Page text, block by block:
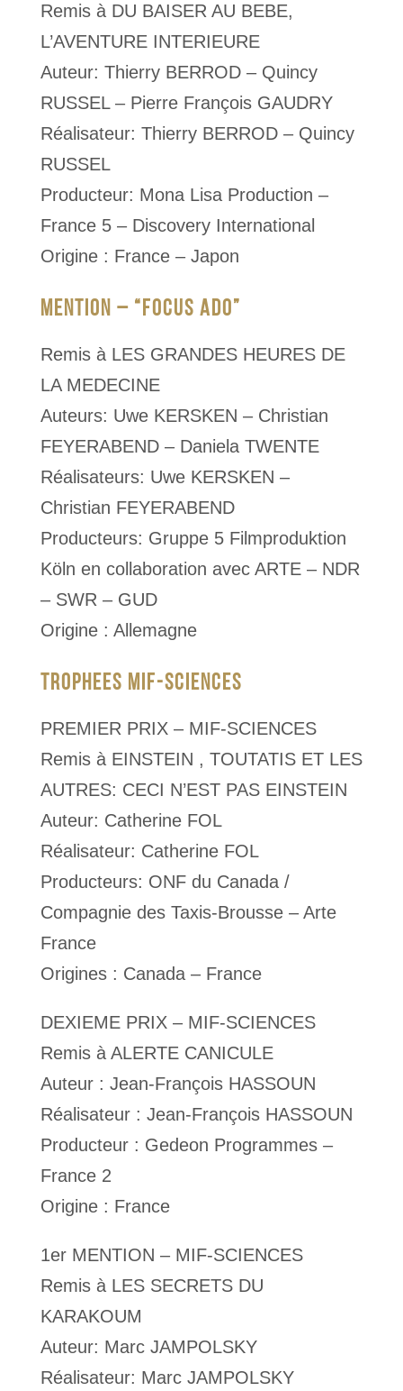
Remis à DU BAISER AU BEBE,
L’AVENTURE INTERIEURE
Auteur: Thierry BERROD – Quincy
RUSSEL – Pierre François GAUDRY
Réalisateur: Thierry BERROD – Quincy
RUSSEL
Producteur: Mona Lisa Production –
France 5 – Discovery International
Origine : France – Japon
MENTION – “FOCUS ADO”
Remis à LES GRANDES HEURES DE
LA MEDECINE
Auteurs: Uwe KERSKEN – Christian
FEYERABEND – Daniela TWENTE
Réalisateurs: Uwe KERSKEN –
Christian FEYERABEND
Producteurs: Gruppe 5 Filmproduktion
Köln en collaboration avec ARTE – NDR
– SWR – GUD
Origine : Allemagne
TROPHEES MIF-SCIENCES
PREMIER PRIX – MIF-SCIENCES
Remis à EINSTEIN , TOUTATIS ET LES
AUTRES: CECI N’EST PAS EINSTEIN
Auteur: Catherine FOL
Réalisateur: Catherine FOL
Producteurs: ONF du Canada /
Compagnie des Taxis-Brousse – Arte
France
Origines : Canada – France
DEXIEME PRIX – MIF-SCIENCES
Remis à ALERTE CANICULE
Auteur : Jean-François HASSOUN
Réalisateur : Jean-François HASSOUN
Producteur : Gedeon Programmes –
France 2
Origine : France
1er MENTION – MIF-SCIENCES
Remis à LES SECRETS DU
KARAKOUM
Auteur: Marc JAMPOLSKY
Réalisateur: Marc JAMPOLSKY